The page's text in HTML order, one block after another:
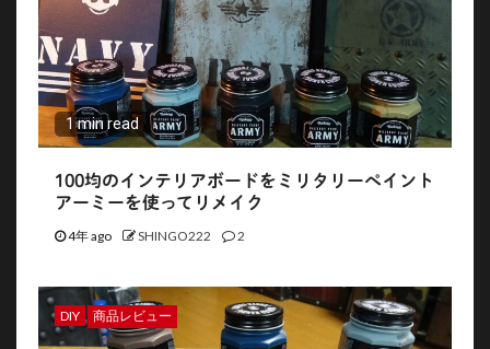
1 min read
100均のインテリアボードをミリタリーペイント
アーミーを使ってリメイク
4年 ago SHINGO222 2
DIY 商品レビュー